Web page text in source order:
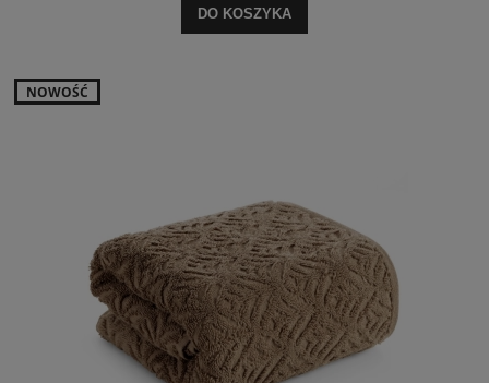
DO KOSZYKA
NOWOŚĆ